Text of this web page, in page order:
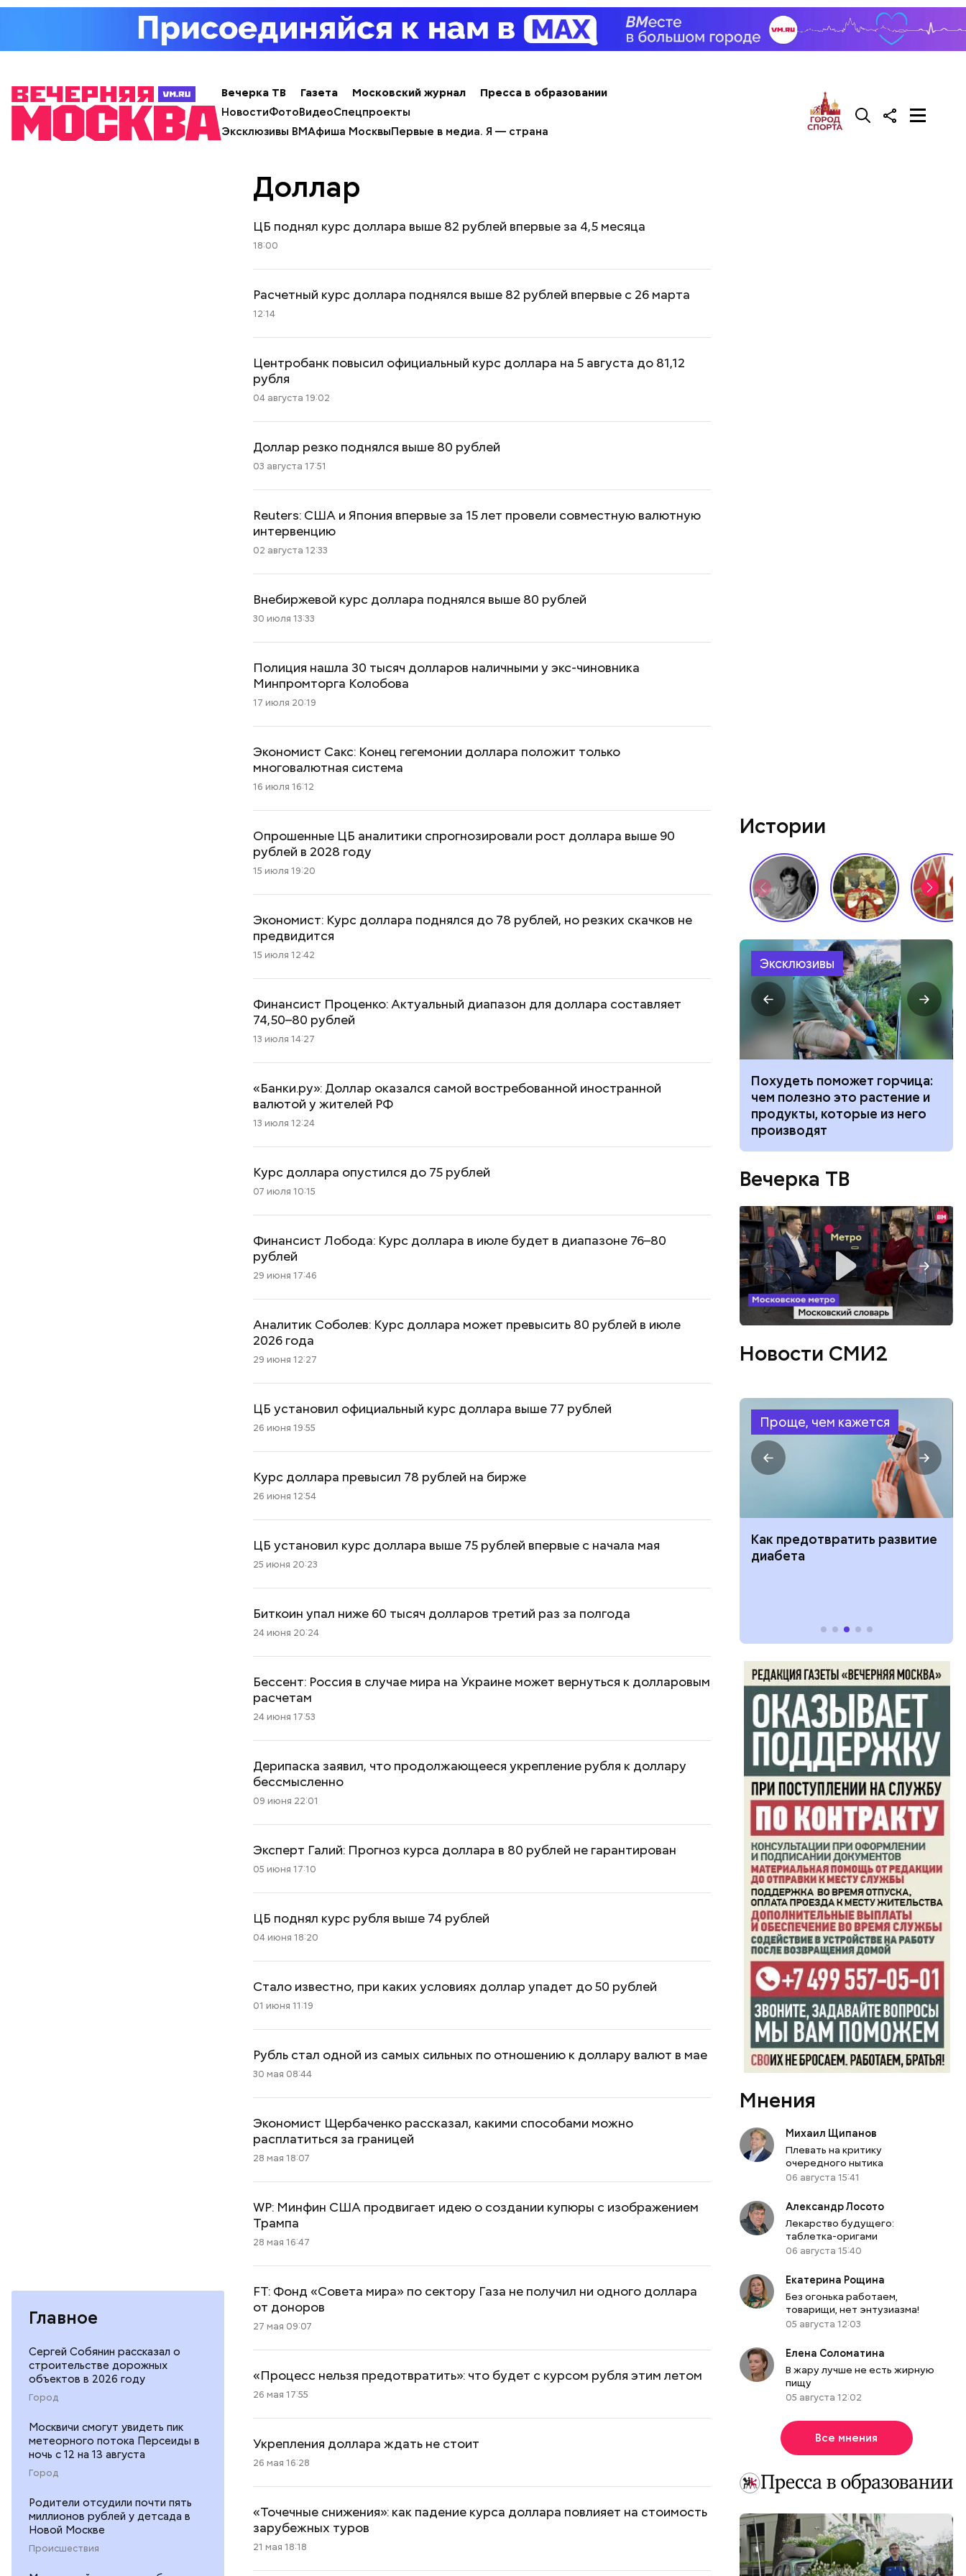
Вечерка ТВ Газета Московский журнал
Пресса в образовании
НовостиФотоВидеоСпецпроекты
Эксклюзивы ВМАфиша МосквыПервые в медиа. Я — страна
Главное
Сергей Собянин рассказал о
строительстве дорожных
объектов в 2026 году
Город
Москвичи смогут увидеть пик
метеорного потока Персеиды в
ночь с 12 на 13 августа
Город
Родители отсудили почти пять
миллионов рублей у детсада в
Новой Москве
Происшествия
Доллар
ЦБ поднял курс доллара выше 82 рублей впервые за 4,5 месяца
18:00
Расчетный курс доллара поднялся выше 82 рублей впервые с 26 марта
12:14
Центробанк повысил официальный курс доллара на 5 августа до 81,12
рубля
04 августа 19:02
Доллар резко поднялся выше 80 рублей
03 августа 17:51
Reuters: CША и Япония впервые за 15 лет провели совместную валютную
интервенцию
02 августа 12:33
Внебиржевой курс доллара поднялся выше 80 рублей
30 июля 13:33
Полиция нашла 30 тысяч долларов наличными у экс-чиновника
Минпромторга Колобова
17 июля 20:19
Экономист Сакс: Конец гегемонии доллара положит только
многовалютная система
16 июля 16:12
Опрошенные ЦБ аналитики спрогнозировали рост доллара выше 90
рублей в 2028 году
15 июля 19:20
Экономист: Курс доллара поднялся до 78 рублей, но резких скачков не
предвидится
15 июля 12:42
Финансист Проценко: Актуальный диапазон для доллара составляет
74,50–80 рублей
13 июля 14:27
«Банки.ру»: Доллар оказался самой востребованной иностранной
валютой у жителей РФ
13 июля 12:24
Курс доллара опустился до 75 рублей
07 июля 10:15
Финансист Лобода: Курс доллара в июле будет в диапазоне 76–80
рублей
29 июня 17:46
Аналитик Соболев: Курс доллара может превысить 80 рублей в июле
2026 года
29 июня 12:27
ЦБ установил официальный курс доллара выше 77 рублей
26 июня 19:55
Курс доллара превысил 78 рублей на бирже
26 июня 12:54
ЦБ установил курс доллара выше 75 рублей впервые с начала мая
25 июня 20:23
Биткоин упал ниже 60 тысяч долларов третий раз за полгода
24 июня 20:24
Бессент: Россия в случае мира на Украине может вернуться к долларовым
расчетам
24 июня 17:53
Дерипаска заявил, что продолжающееся укрепление рубля к доллару
бессмысленно
09 июня 22:01
Эксперт Галий: Прогноз курса доллара в 80 рублей не гарантирован
05 июня 17:10
ЦБ поднял курс рубля выше 74 рублей
04 июня 18:20
Стало известно, при каких условиях доллар упадет до 50 рублей
01 июня 11:19
Рубль стал одной из самых сильных по отношению к доллару валют в мае
30 мая 08:44
Экономист Щербаченко рассказал, какими способами можно
расплатиться за границей
28 мая 18:07
WP: Минфин США продвигает идею о создании купюры с изображением
Трампа
28 мая 16:47
FT: Фонд «Совета мира» по сектору Газа не получил ни одного доллара
от доноров
27 мая 09:07
«Процесс нельзя предотвратить»: что будет с курсом рубля этим летом
26 мая 17:55
Укрепления доллара ждать не стоит
26 мая 16:28
«Точечные снижения»: как падение курса доллара повлияет на стоимость
зарубежных туров
21 мая 18:18
Истории
Эксклюзивы
силовиков: кто такой Роберт
Гилман, которого просят
Маникюр кокошником
украшу: тренды маникюра в
Москве летом 2026
Выломал дверь ванной и
зарезал: почему москвич
Похудеть поможет горчица:
чем полезно это растение и
продукты, которые из него
производят
Вечерка ТВ
Новости СМИ2
Проще, чем кажется
Как поменять батареи дома и
Как получить до 100 тысяч
рублей от государства при
претендовать и какие нужны
документы
Как узнать, снесут ли дом по
реновации в Москве: где
Как предотвратить развитие
диабета
Мнения
Михаил Щипанов
Плевать на критику
очередного нытика
06 августа 15:41
Александр Лосото
Лекарство будущего:
таблетка-оригами
06 августа 15:40
Екатерина Рощина
Без огонька работаем,
товарищи, нет энтузиазма!
05 августа 12:03
Елена Соломатина
В жару лучше не есть жирную
пищу
05 августа 12:02
Все мнения